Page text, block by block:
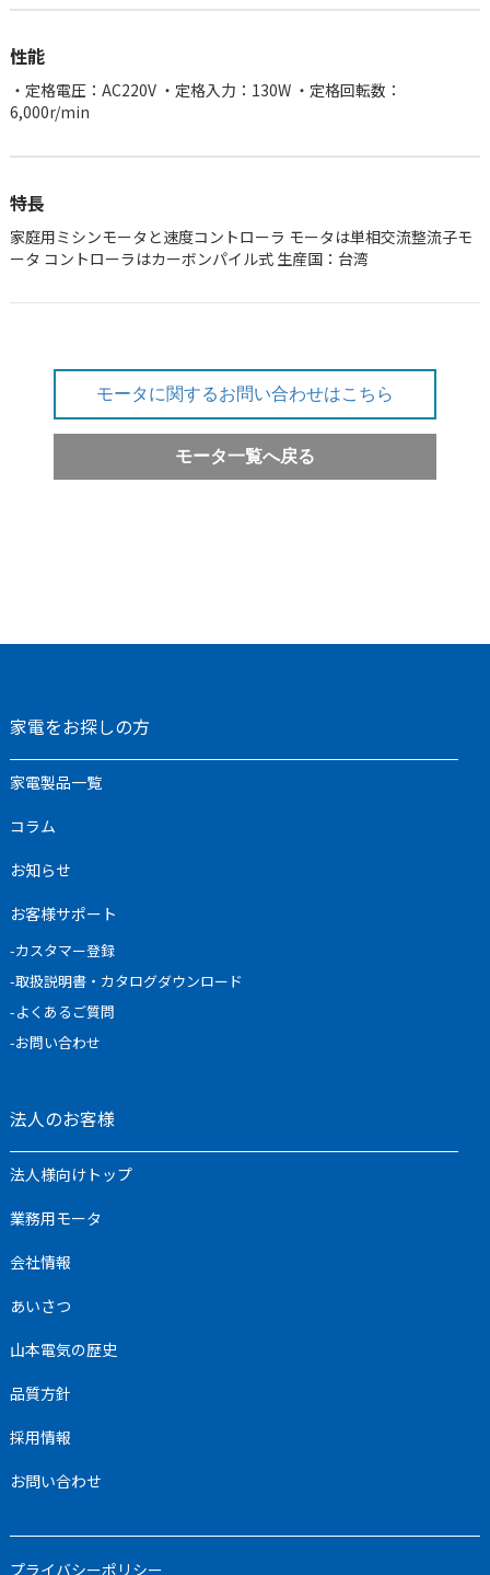
性能
・定格電圧：AC220V ・定格入力：130W ・定格回転数：
6,000r/min
特長
家庭用ミシンモータと速度コントローラ モータは単相交流整流子モ
ータ コントローラはカーボンパイル式 生産国：台湾
モータに関するお問い合わせはこちら
モータ一覧へ戻る
家電をお探しの方
家電製品一覧
コラム
お知らせ
お客様サポート
-カスタマー登録
-取扱説明書・カタログダウンロード
-よくあるご質問
-お問い合わせ
法人のお客様
法人様向けトップ
業務用モータ
会社情報
あいさつ
山本電気の歴史
品質⽅針
採用情報
お問い合わせ
プライバシーポリシー